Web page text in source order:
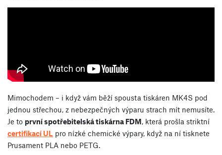
Mimochodem – i když vám běží spousta tiskáren MK4S pod
jednou střechou, z nebezpečných výparu strach mít nemusíte.
Je to první spotřebitelská tiskárna FDM, která prošla striktní
certifikací UL pro nízké chemické výpary, když na ní tisknete
Prusament PLA nebo PETG.